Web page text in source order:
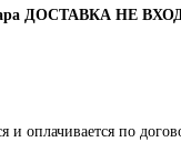
ДОСТАВКА НЕ
и оплачивается по